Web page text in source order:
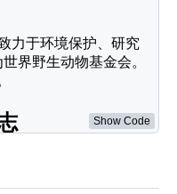
Show Code